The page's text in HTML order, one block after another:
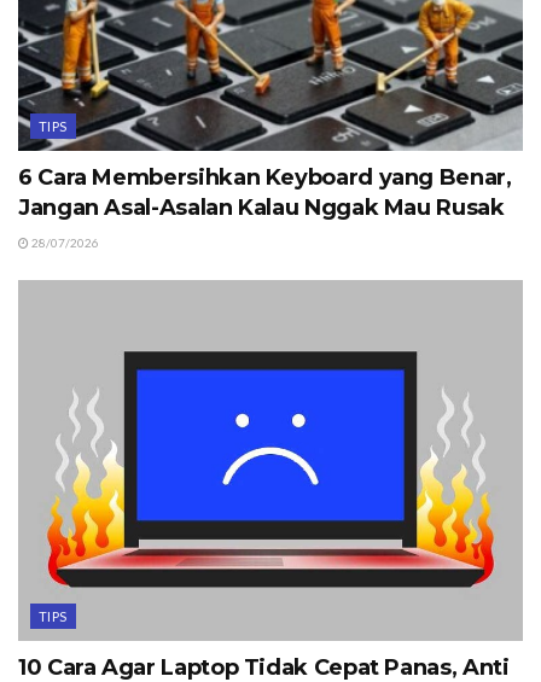
TIPS
6 Cara Membersihkan Keyboard yang Benar,
Jangan Asal-Asalan Kalau Nggak Mau Rusak
28/07/2026
TIPS
10 Cara Agar Laptop Tidak Cepat Panas, Anti